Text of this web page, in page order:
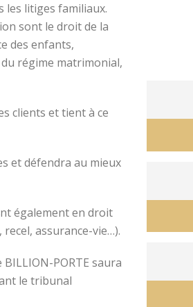
les litiges familiaux.
sont le droit de la
des enfants,
régime matrimonial,
clients et tient à ce
et défendra au mieux
également en droit
assurance-vie…).
PORTE saura
le tribunal